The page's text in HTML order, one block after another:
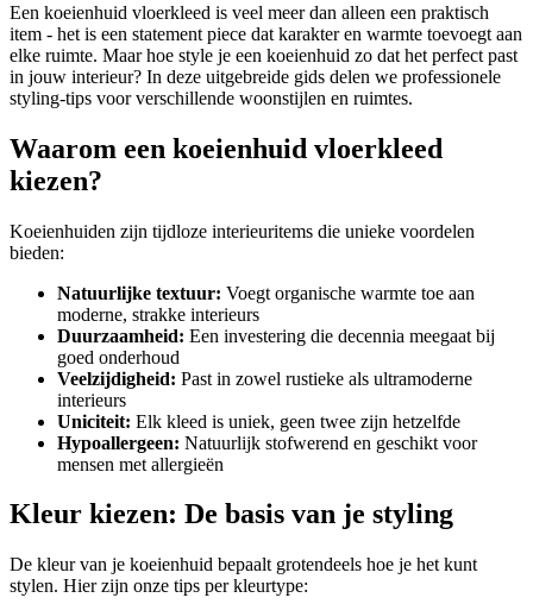
Een koeienhuid vloerkleed is veel meer dan alleen een praktisch
item - het is een statement piece dat karakter en warmte toevoegt aan
elke ruimte. Maar hoe style je een koeienhuid zo dat het perfect past
in jouw interieur? In deze uitgebreide gids delen we professionele
styling-tips voor verschillende woonstijlen en ruimtes.
Waarom een koeienhuid vloerkleed
kiezen?
Koeienhuiden zijn tijdloze interieuritems die unieke voordelen
bieden:
Natuurlijke textuur: Voegt organische warmte toe aan
moderne, strakke interieurs
Duurzaamheid: Een investering die decennia meegaat bij
goed onderhoud
Veelzijdigheid: Past in zowel rustieke als ultramoderne
interieurs
Uniciteit: Elk kleed is uniek, geen twee zijn hetzelfde
Hypoallergeen: Natuurlijk stofwerend en geschikt voor
mensen met allergieën
Kleur kiezen: De basis van je styling
De kleur van je koeienhuid bepaalt grotendeels hoe je het kunt
stylen. Hier zijn onze tips per kleurtype: